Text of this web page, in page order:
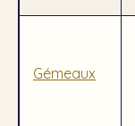
Gémeaux